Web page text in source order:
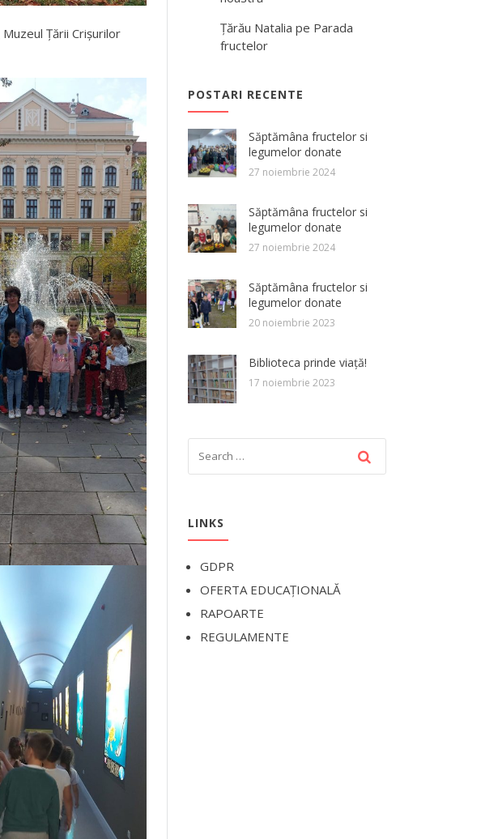
Muzeul Ţării Crişurilor
Țărău Natalia pe Parada
fructelor
POSTARI RECENTE
Săptămâna fructelor si
legumelor donate
27 noiembrie 2024
Săptămâna fructelor si
legumelor donate
27 noiembrie 2024
Săptămâna fructelor si
legumelor donate
20 noiembrie 2023
Biblioteca prinde viață!
17 noiembrie 2023
LINKS
GDPR
OFERTA EDUCAȚIONALĂ
RAPOARTE
REGULAMENTE